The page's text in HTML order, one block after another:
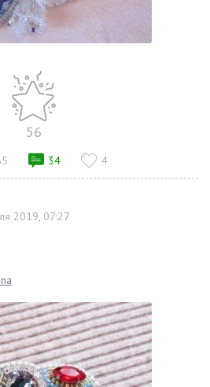
56
34 4
2019, 07:27